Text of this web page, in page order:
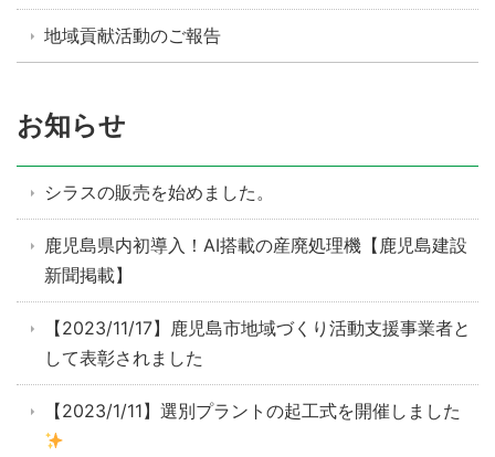
地域貢献活動のご報告
お知らせ
シラスの販売を始めました。
鹿児島県内初導入！AI搭載の産廃処理機【鹿児島建設
新聞掲載】
【2023/11/17】鹿児島市地域づくり活動支援事業者と
して表彰されました
【2023/1/11】選別プラントの起工式を開催しました